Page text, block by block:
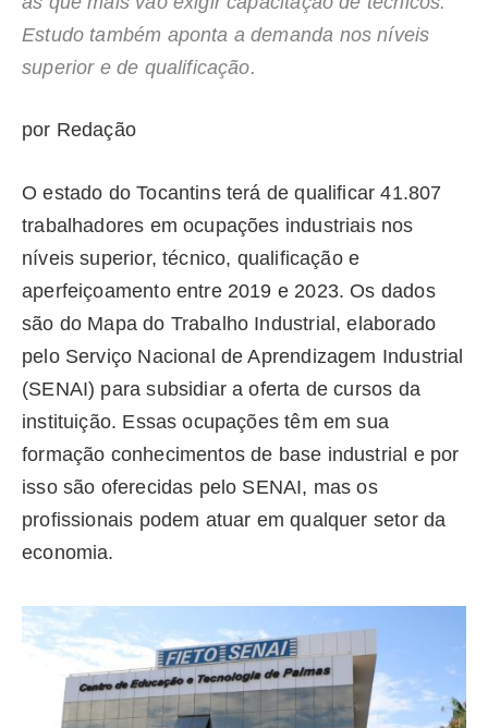
Estudo também aponta a demanda nos níveis
superior e de qualificação.
por Redação
O estado do Tocantins terá de qualificar 41.807
trabalhadores em ocupações industriais nos
níveis superior, técnico, qualificação e
aperfeiçoamento entre 2019 e 2023. Os dados
são do Mapa do Trabalho Industrial, elaborado
pelo Serviço Nacional de Aprendizagem Industrial
(SENAI) para subsidiar a oferta de cursos da
instituição. Essas ocupações têm em sua
formação conhecimentos de base industrial e por
isso são oferecidas pelo SENAI, mas os
profissionais podem atuar em qualquer setor da
economia.